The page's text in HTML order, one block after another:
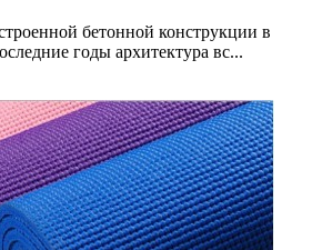
бетонной конструкции в
годы архитектура вс...